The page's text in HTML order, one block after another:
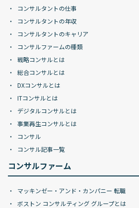
コンサルタントの仕事
コンサルタントの年収
コンサルタントのキャリア
コンサルファームの種類
戦略コンサルとは
総合コンサルとは
DXコンサルとは
ITコンサルとは
デジタルコンサルとは
事業再生コンサルとは
コンサル
コンサル記事一覧
コンサルファーム
マッキンゼー・アンド・カンパニー 転職
ボストン コンサルティング グループとは